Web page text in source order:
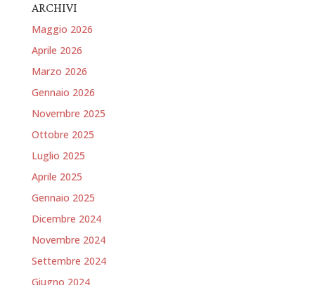
ARCHIVI
Maggio 2026
Aprile 2026
Marzo 2026
Gennaio 2026
Novembre 2025
Ottobre 2025
Luglio 2025
Aprile 2025
Gennaio 2025
Dicembre 2024
Novembre 2024
Settembre 2024
Giugno 2024